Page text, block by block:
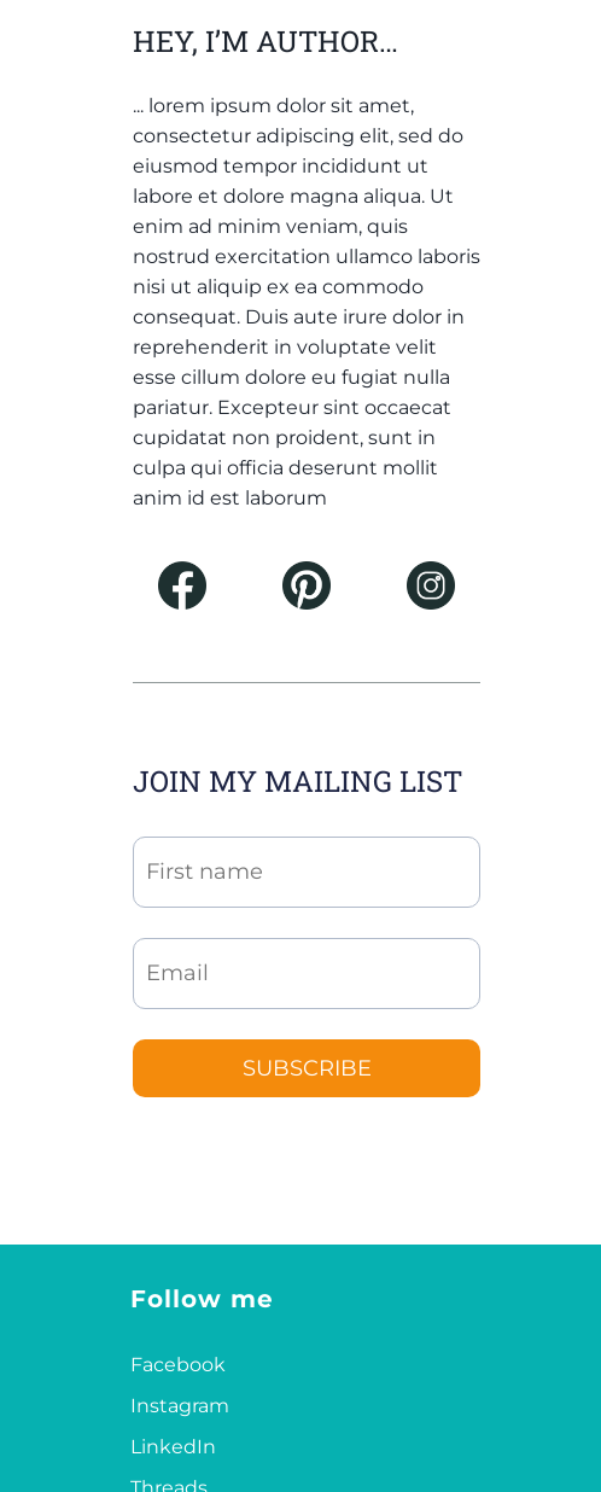
HEY, I’M AUTHOR…
... lorem ipsum dolor sit amet,
consectetur adipiscing elit, sed do
eiusmod tempor incididunt ut
labore et dolore magna aliqua. Ut
enim ad minim veniam, quis
nostrud exercitation ullamco laboris
nisi ut aliquip ex ea commodo
consequat. Duis aute irure dolor in
reprehenderit in voluptate velit
esse cillum dolore eu fugiat nulla
pariatur. Excepteur sint occaecat
cupidatat non proident, sunt in
culpa qui officia deserunt mollit
anim id est laborum
JOIN MY MAILING LIST
SUBSCRIBE
Follow me
Facebook
Instagram
LinkedIn